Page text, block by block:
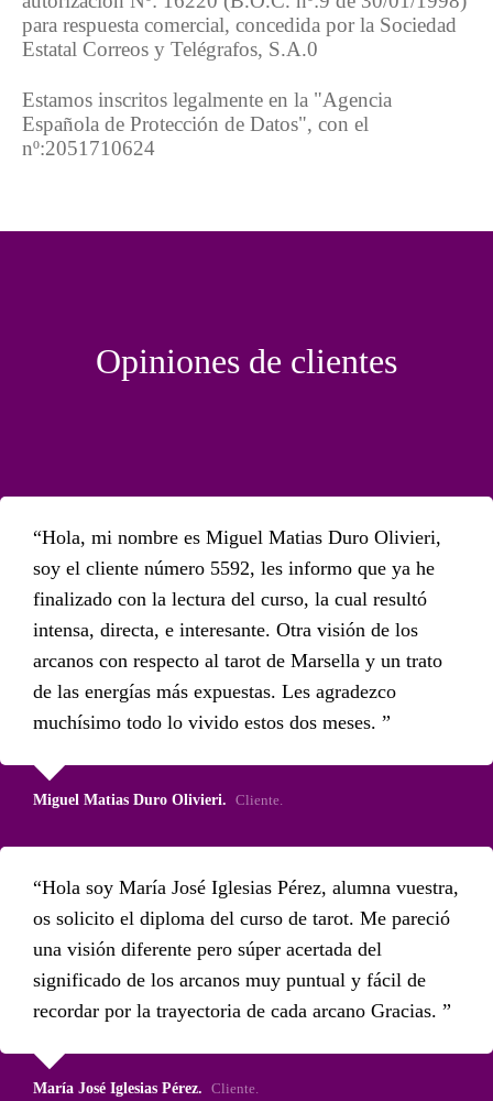
para respuesta comercial, concedida por la Sociedad
Estatal Correos y Telégrafos, S.A.0
Estamos inscritos legalmente en la "Agencia
Española de Protección de Datos", con el
nº:2051710624
Opiniones de clientes
Hola, mi nombre es Miguel Matias Duro Olivieri,
soy el cliente número 5592, les informo que ya he
finalizado con la lectura del curso, la cual resultó
intensa, directa, e interesante. Otra visión de los
arcanos con respecto al tarot de Marsella y un trato
de las energías más expuestas. Les agradezco
muchísimo todo lo vivido estos dos meses.
Miguel Matias Duro Olivieri. Cliente.
Hola soy María José Iglesias Pérez, alumna vuestra,
os solicito el diploma del curso de tarot. Me pareció
una visión diferente pero súper acertada del
significado de los arcanos muy puntual y fácil de
recordar por la trayectoria de cada arcano Gracias.
María José Iglesias Pérez. Cliente.